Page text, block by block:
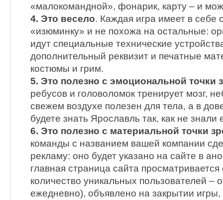
«малокомандной», фонарик, карту – и
4. Это весело. Каждая игра имеет в себе
«изюминку» и не похожа на остальные:
идут специальные технические
дополнительный реквизит и печатные
костюмы и грим.
5. Это полезно с эмоциональной точки
ребусов и головоломок тренирует мозг,
свежем воздухе полезен для тела, а в
будете знать Ярославль так, как не знали
6. Это полезно с материальной точки
команды с названием вашей компании
рекламу: оно будет указано на сайте в
главная страница сайта
количество уникальных пользователей –
ежедневно), объявлено на закрытии игры,